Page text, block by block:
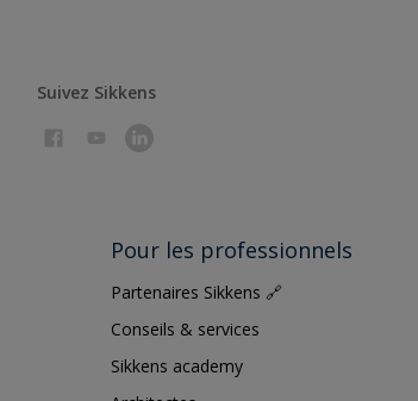
Suivez Sikkens
Pour les professionnels
Partenaires Sikkens 🔗
Conseils & services
Sikkens academy